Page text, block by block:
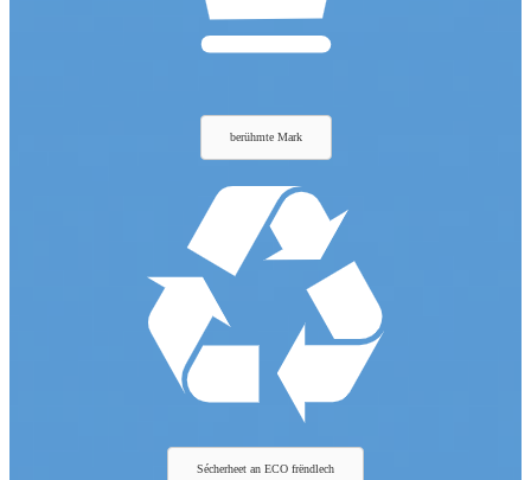
berühmte Mark
Sécherheet an ECO frëndlech